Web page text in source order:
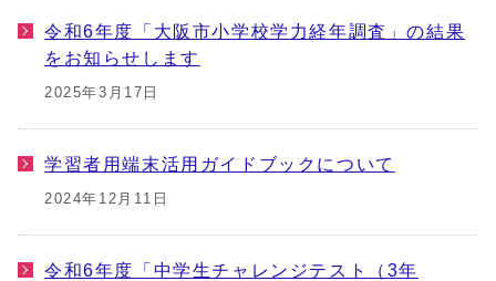
令和6年度「大阪市小学校学力経年調査」の結果
をお知らせします
2025年3月17日
学習者用端末活用ガイドブックについて
2024年12月11日
令和6年度「中学生チャレンジテスト（3年